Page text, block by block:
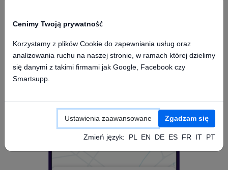
Dostęp z aplikacji mobilnej
Cenimy Twoją prywatność
Korzystamy z plików Cookie do zapewniania usług oraz
analizowania ruchu na naszej stronie, w ramach której dzielimy
się danymi z takimi firmami jak Google, Facebook czy
Smartsupp.
Ustawienia zaawansowane Zgadzam się
Zmień język: PL EN DE ES FR IT PT